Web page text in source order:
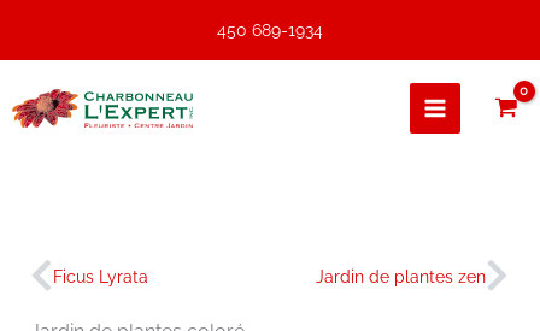
contenu
450 689-1934
Précédent
Ficus Lyrata Jardin de plantes zen